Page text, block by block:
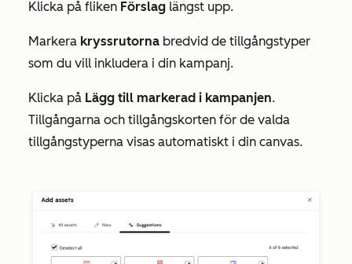
Klicka på fliken Förslag längst upp.
Markera kryssrutorna bredvid de tillgångstyper
som du vill inkludera i din kampanj.
Klicka på Lägg till markerad i kampanjen.
Tillgångarna och tillgångskorten för de valda
tillgångstyperna visas automatiskt i din canvas.